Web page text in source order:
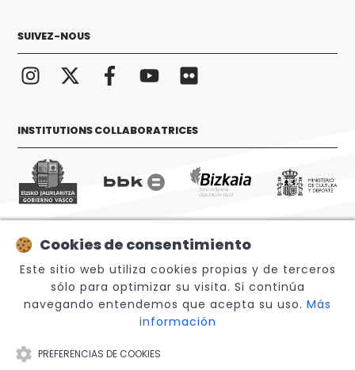
SUIVEZ-NOUS
INSTITUTIONS COLLABORATRICES
© 2026 Sabino Arana Fundazioa
Cookies de consentimiento
Este sitio web utiliza cookies propias y de terceros
sólo para optimizar su visita. Si continúa
navegando entendemos que acepta su uso. Más
información
PREFERENCIAS DE COOKIES